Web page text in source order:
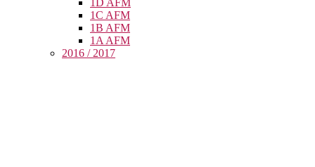
1D AFM
1C AFM
1B AFM
1A AFM
2016 / 2017